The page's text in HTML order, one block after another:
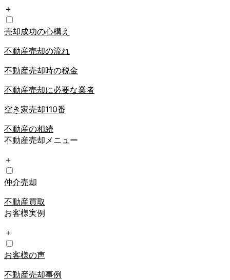
＋
売却成功の心構え
不動産売却の流れ
不動産売却時の税金
不動産売却に必要な業者
空き家売却110番
不動産の相続
不動産売却メニュー
＋
仲介売却
不動産買取
お客様実例
＋
お客様の声
不動産売却事例